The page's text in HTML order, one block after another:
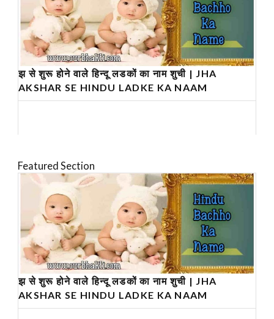
झ से शुरू होने वाले हिन्दू लडकों का नाम शुची | JHA
AKSHAR SE HINDU LADKE KA NAAM
Featured Section
झ से शुरू होने वाले हिन्दू लडकों का नाम शुची | JHA
AKSHAR SE HINDU LADKE KA NAAM